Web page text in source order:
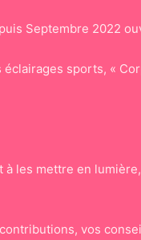
Septembre 2022
sports, «
les mettre en
vos